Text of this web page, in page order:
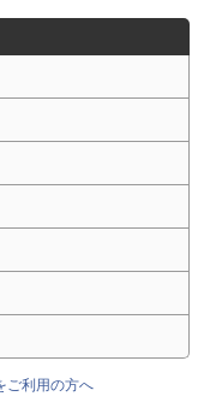
ご利用の方へ